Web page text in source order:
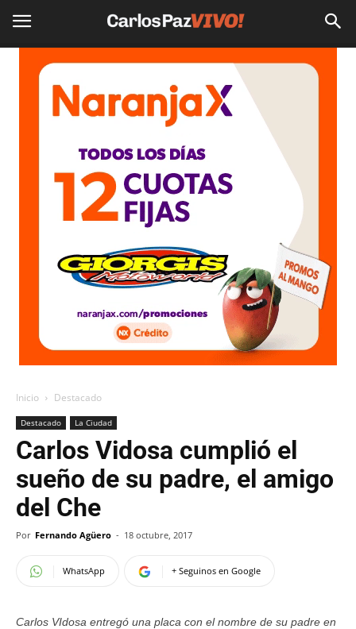
Inicio Destacado
Destacado La Ciudad
Carlos Vidosa cumplió el
sueño de su padre, el amigo
del Che
Por Fernando Agüero - 18 octubre, 2017
WhatsApp + Seguinos en Google
Carlos VIdosa entregó una placa con el nombre de su padre en